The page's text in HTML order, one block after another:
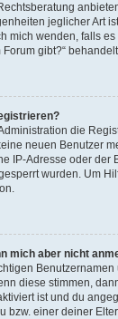
jeglicher Art
mich wenden, falls
gibt?“
die
neuen Benutzer
IP-Adresse oder der
wurden. Um
mich aber nicht
Benutzernamen
diese stimmen,
ist und du
bzw. einer deiner